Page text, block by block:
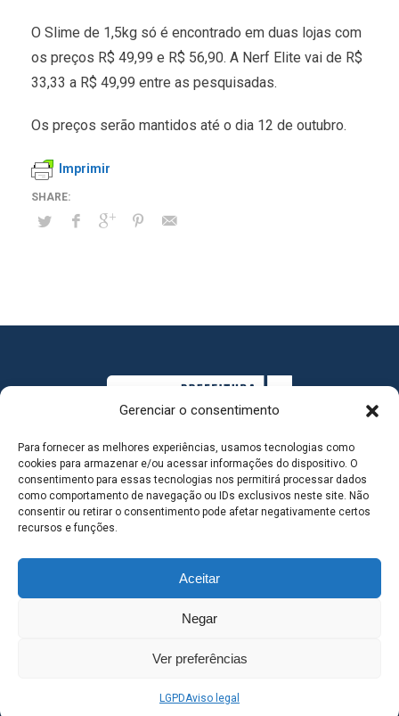
Gerenciar o consentimento
Para fornecer as melhores experiências, usamos tecnologias como
cookies para armazenar e/ou acessar informações do dispositivo. O
consentimento para essas tecnologias nos permitirá processar dados
como comportamento de navegação ou IDs exclusivos neste site. Não
consentir ou retirar o consentimento pode afetar negativamente certos
recursos e funções.
Aceitar
Negar
Ver preferências
LGPDAviso legal
O Slime de 1,5kg só é encontrado em duas lojas com
os preços R$ 49,99 e R$ 56,90. A Nerf Elite vai de R$
33,33 a R$ 49,99 entre as pesquisadas.
Os preços serão mantidos até o dia 12 de outubro.
Imprimir
MAPA DO SITE
SEDE DO ADMINISTRATIVO MUNICIPAL - Avenida